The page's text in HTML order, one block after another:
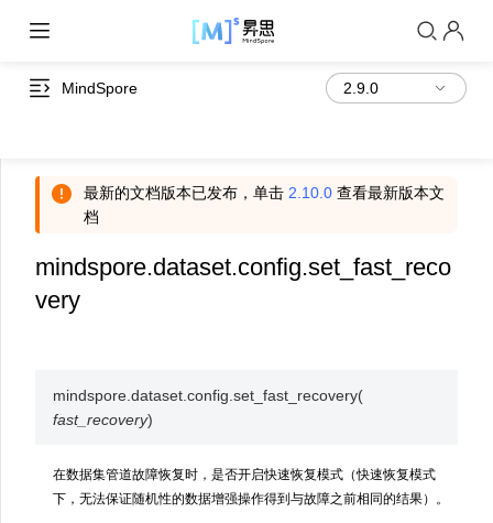
MindSpore
最新的文档版本已发布，单击 2.10.0 查看最新版本文
档
mindspore.dataset.config.set_fast_reco
very
mindspore.dataset.config.set_fast_recovery(
fast_recovery)
在数据集管道故障恢复时，是否开启快速恢复模式（快速恢复模式
下，无法保证随机性的数据增强操作得到与故障之前相同的结果）。